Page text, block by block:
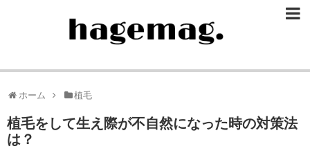
ホーム 植毛
植毛をして生え際が不自然になった時の対策法
は？